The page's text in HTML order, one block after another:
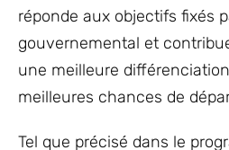
réponde aux objectifs fixés
gouvernemental et
une meilleure
meilleures chances de
Tel que précisé dans le